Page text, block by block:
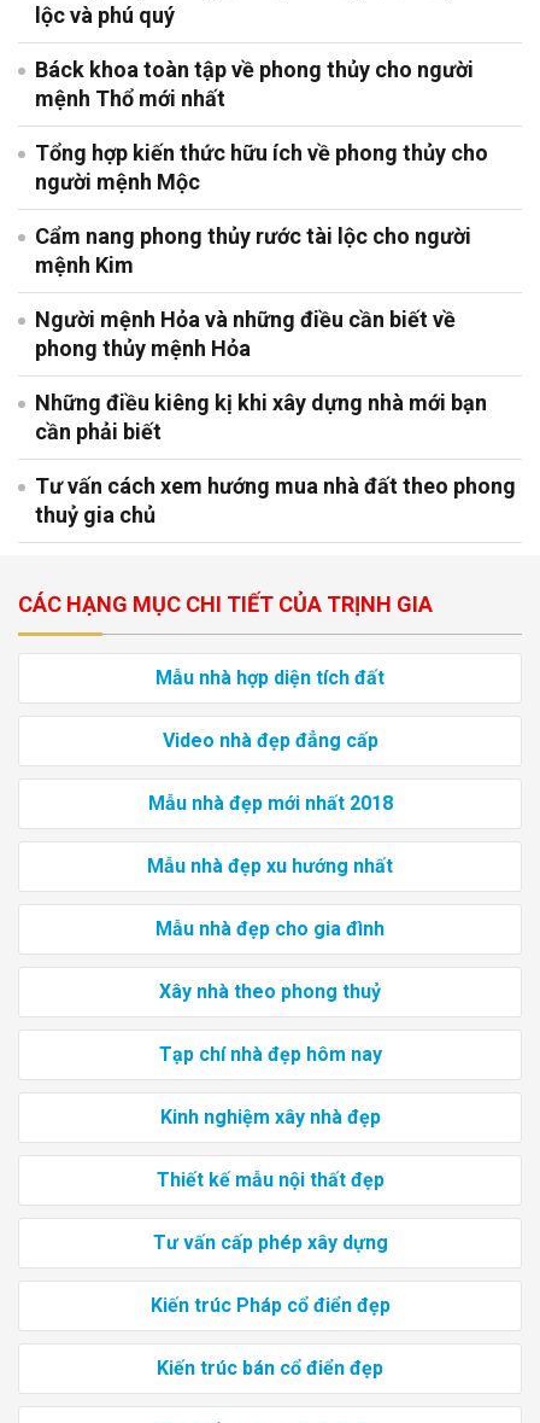
lộc và phú quý
Báck khoa toàn tập về phong thủy cho người
mệnh Thổ mới nhất
Tổng hợp kiến thức hữu ích về phong thủy cho
người mệnh Mộc
Cẩm nang phong thủy rước tài lộc cho người
mệnh Kim
Người mệnh Hỏa và những điều cần biết về
phong thủy mệnh Hỏa
Những điều kiêng kị khi xây dựng nhà mới bạn
cần phải biết
Tư vấn cách xem hướng mua nhà đất theo phong
thuỷ gia chủ
CÁC HẠNG MỤC CHI TIẾT CỦA TRỊNH GIA
Mẫu nhà hợp diện tích đất
Video nhà đẹp đẳng cấp
Mẫu nhà đẹp mới nhất 2018
Mẫu nhà đẹp xu hướng nhất
Mẫu nhà đẹp cho gia đình
Xây nhà theo phong thuỷ
Tạp chí nhà đẹp hôm nay
Kinh nghiệm xây nhà đẹp
Thiết kế mẫu nội thất đẹp
Tư vấn cấp phép xây dựng
Kiến trúc Pháp cổ điển đẹp
Kiến trúc bán cổ điển đẹp